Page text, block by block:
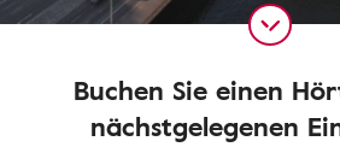
Buchen Sie einen
nächstgelegenen